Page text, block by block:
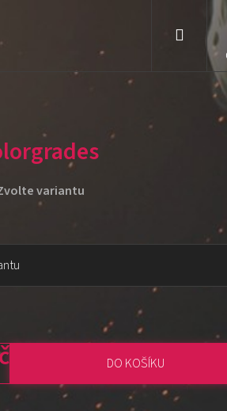
Hledat
DO KOŠÍKU
variantu